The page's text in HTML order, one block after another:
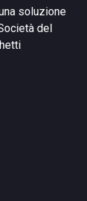
soluzione
del